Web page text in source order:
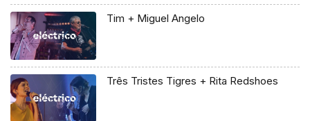
Tim + Miguel Angelo
Três Tristes Tigres + Rita Redshoes